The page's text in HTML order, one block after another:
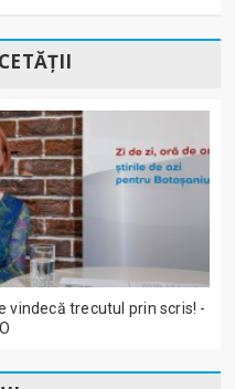
vindecă trecutul prin scris! -